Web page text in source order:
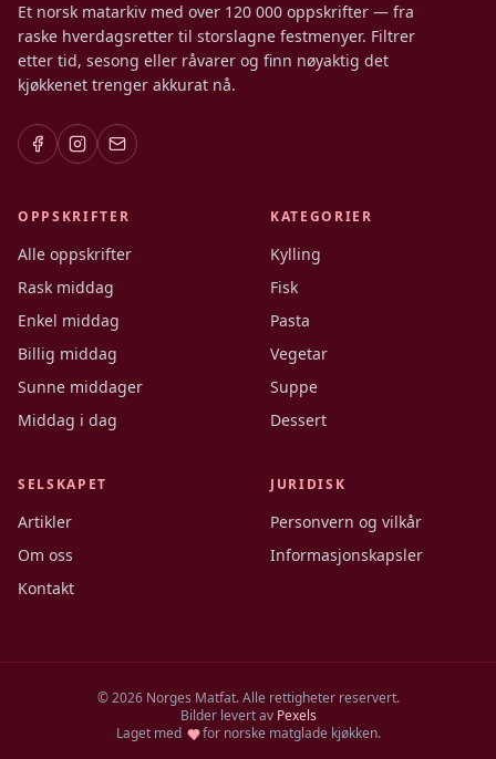
Et norsk matarkiv med over 120 000 oppskrifter — fra
raske hverdagsretter til storslagne festmenyer. Filtrer
etter tid, sesong eller råvarer og finn nøyaktig det
kjøkkenet trenger akkurat nå.
OPPSKRIFTER
Alle oppskrifter
Rask middag
Enkel middag
Billig middag
Sunne middager
Middag i dag
KATEGORIER
Kylling
Fisk
Pasta
Vegetar
Suppe
Dessert
SELSKAPET
Artikler
Om oss
Kontakt
JURIDISK
Personvern og vilkår
Informasjonskapsler
©2026Norges Matfat. Alle rettigheter reservert.
Bilder levert av Pexels
Laget med
for norske matglade kjøkken.